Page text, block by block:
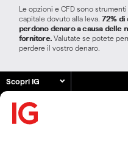
Le opzioni e CFD sono
capitale dovuto alla leva. 72% di
perdono denaro a causa delle
fornitore. Valutate se potete
perdere il vostro denaro.
Scopri IG